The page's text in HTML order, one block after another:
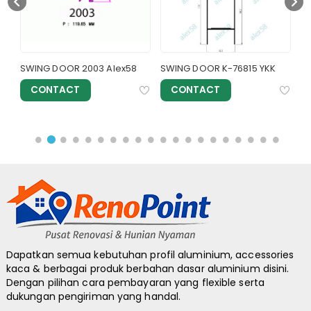
SWING DOOR 2003 Alex58
CONTACT
SWING DOOR K-76815 YKK
CONTACT
Dapatkan semua kebutuhan profil aluminium, accessories
kaca & berbagai produk berbahan dasar aluminium disini.
Dengan pilihan cara pembayaran yang flexible serta
dukungan pengiriman yang handal.